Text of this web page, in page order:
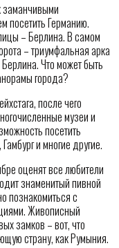
заманчивыми
посетить Германию.
– Берлина. В самом
– триумфальная арка
Что может быть
города?
после чего
музеи и
посетить
и многие другие.
оценят все любители
знаменитый пивной
познакомиться с
Живописный
замков – вот, что
страну, как Румыния.